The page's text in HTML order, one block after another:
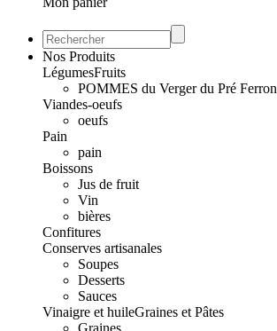
Nos Produits
LégumesFruits
POMMES du Verger du Pré Ferron
Viandes-oeufs
oeufs
Pain
pain
Boissons
Jus de fruit
Vin
bières
Confitures
Conserves artisanales
Soupes
Desserts
Sauces
Vinaigre et huileGraines et Pâtes
Graines